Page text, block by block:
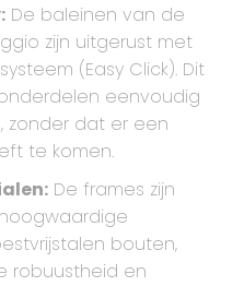
De baleinen van de
zijn uitgerust met
(Easy Click). Dit
eenvoudig
zonder dat er een
te komen.
De frames zijn
bouten,
robuustheid en